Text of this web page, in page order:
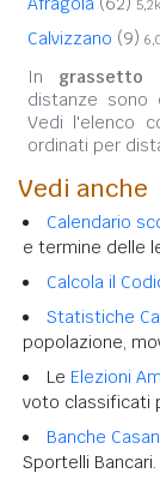
Calvizzano (9)
In grassetto
distanze sono
Vedi l'elenco
ordinati per
Vedi anche
Calendario
e termine delle
Calcola il
Statistiche
popolazione,
Le Elezioni
voto classificati
Banche
Sportelli Bancari.